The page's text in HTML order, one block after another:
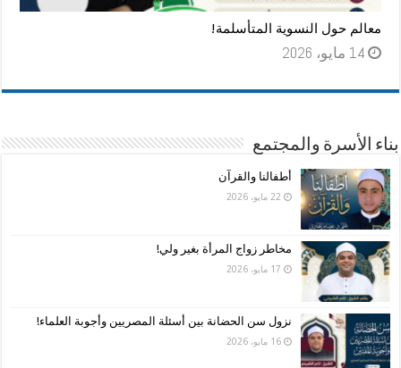
معالم حول النسوية المتأسلمة!
14 مايو، 2026
بناء الأسرة والمجتمع
أطفالنا والقرآن
22 مايو، 2026
مخاطر زواج المرأة بغير ولي!
17 مايو، 2026
نزول سن الحضانة بين أسئلة المصريين وأجوبة العلماء!
16 مايو، 2026